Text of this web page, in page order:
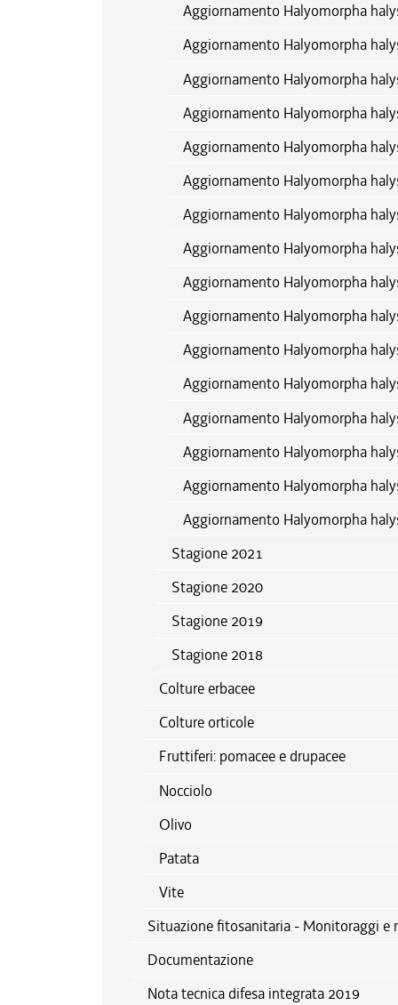
Aggiornamento Halyomorpha
Aggiornamento Halyomorpha
Aggiornamento Halyomorpha
Aggiornamento Halyomorpha
Aggiornamento Halyomorpha
Aggiornamento Halyomorpha
Aggiornamento Halyomorpha
Aggiornamento Halyomorpha
Aggiornamento Halyomorpha
Aggiornamento Halyomorpha
Aggiornamento Halyomorpha
Aggiornamento Halyomorpha
Aggiornamento Halyomorpha
Aggiornamento Halyomorpha
Aggiornamento Halyomorpha
Aggiornamento Halyomorpha
Stagione 2021
Stagione 2020
Stagione 2019
Stagione 2018
Colture erbacee
Colture orticole
Fruttiferi: pomacee e drupacee
Nocciolo
Olivo
Patata
Vite
Situazione fitosanitaria - Monitoraggi e
Documentazione
Nota tecnica difesa integrata 2019